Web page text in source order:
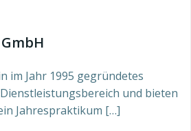
im Jahr 1995 gegründetes
und bieten
Jahrespraktikum […]